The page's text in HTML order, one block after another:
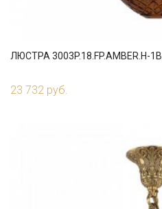
ЛЮСТРА 3003P.18.FP.AMBER.H-1B
23 732 руб.